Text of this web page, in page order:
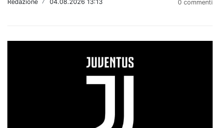
Redazione / 04.08.2026 13:13 0 commenti